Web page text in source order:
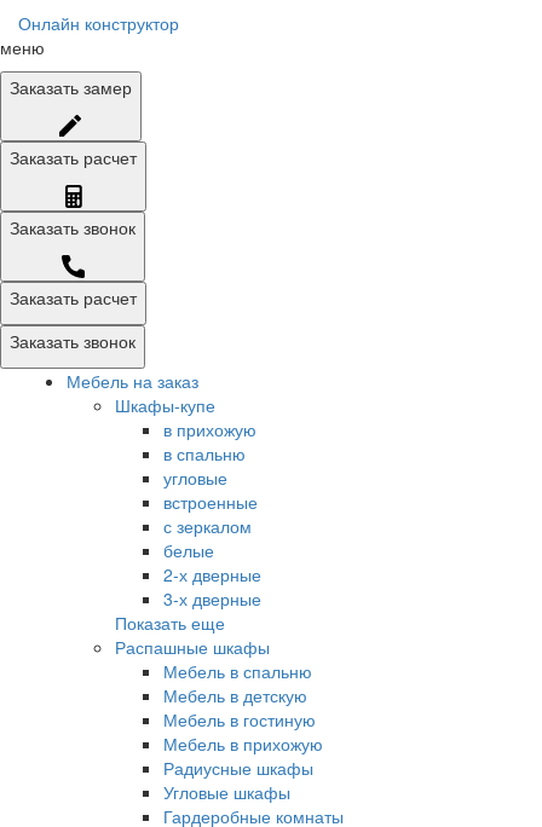
Онлайн конструктор
меню
Заказать замер
Заказать расчет
Заказать звонок
Заказать расчет
Заказать звонок
Мебель на заказ
Шкафы-купе
в прихожую
в спальню
угловые
встроенные
с зеркалом
белые
2-х дверные
3-х дверные
Показать еще
Распашные шкафы
Мебель в спальню
Мебель в детскую
Мебель в гостиную
Мебель в прихожую
Радиусные шкафы
Угловые шкафы
Гардеробные комнаты